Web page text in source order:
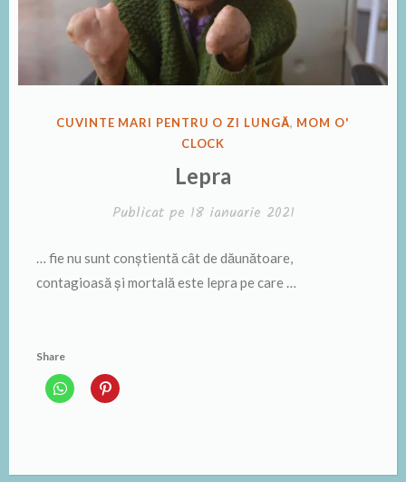
PUBLICAT
CUVINTE MARI PENTRU O ZI LUNGĂ, MOM O'
CLOCK
Lepra
Publicat pe 18 ianuarie 2021
… fie nu sunt conștientă cât de dăunătoare,
contagioasă și mortală este lepra pe care …
Share